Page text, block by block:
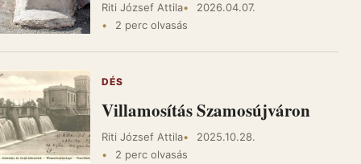
Riti József Attila
2026.04.07.
2 perc olvasás
DÉS
Villamosítás Szamosújváron
Riti József Attila
2025.10.28.
2 perc olvasás